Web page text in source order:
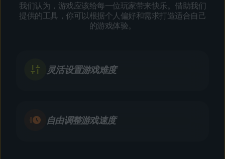
我们认为，游戏应该给每一位玩家带来快乐。借助我们
提供的工具，你可以根据个人偏好和需求打造适合自己
的游戏体验。
灵活设置游戏难度
自由调整游戏速度